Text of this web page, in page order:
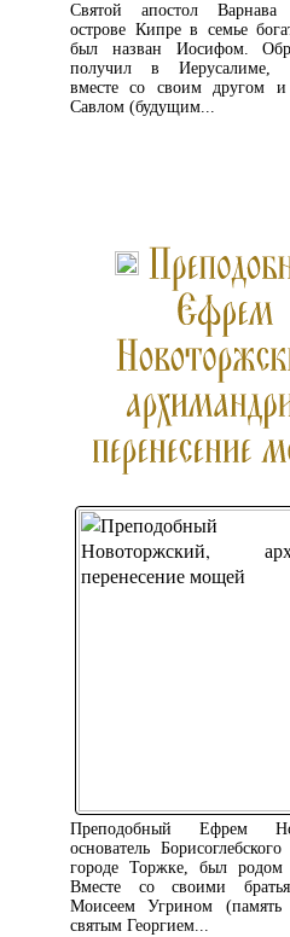
Святой апостол
острове Кипре в семье
был назван Иосифом.
получил в Иерусалиме,
вместе со своим другом и
Савлом (будущим...
Преподобный Ефрем
основатель
городе Торжке, был
Вместе со своими
Моисеем Угрином
святым Георгием...